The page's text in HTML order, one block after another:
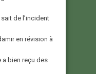
sait de l’incident
en révision à
a bien reçu des